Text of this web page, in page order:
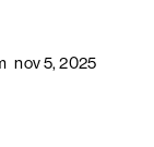
nov 5, 2025